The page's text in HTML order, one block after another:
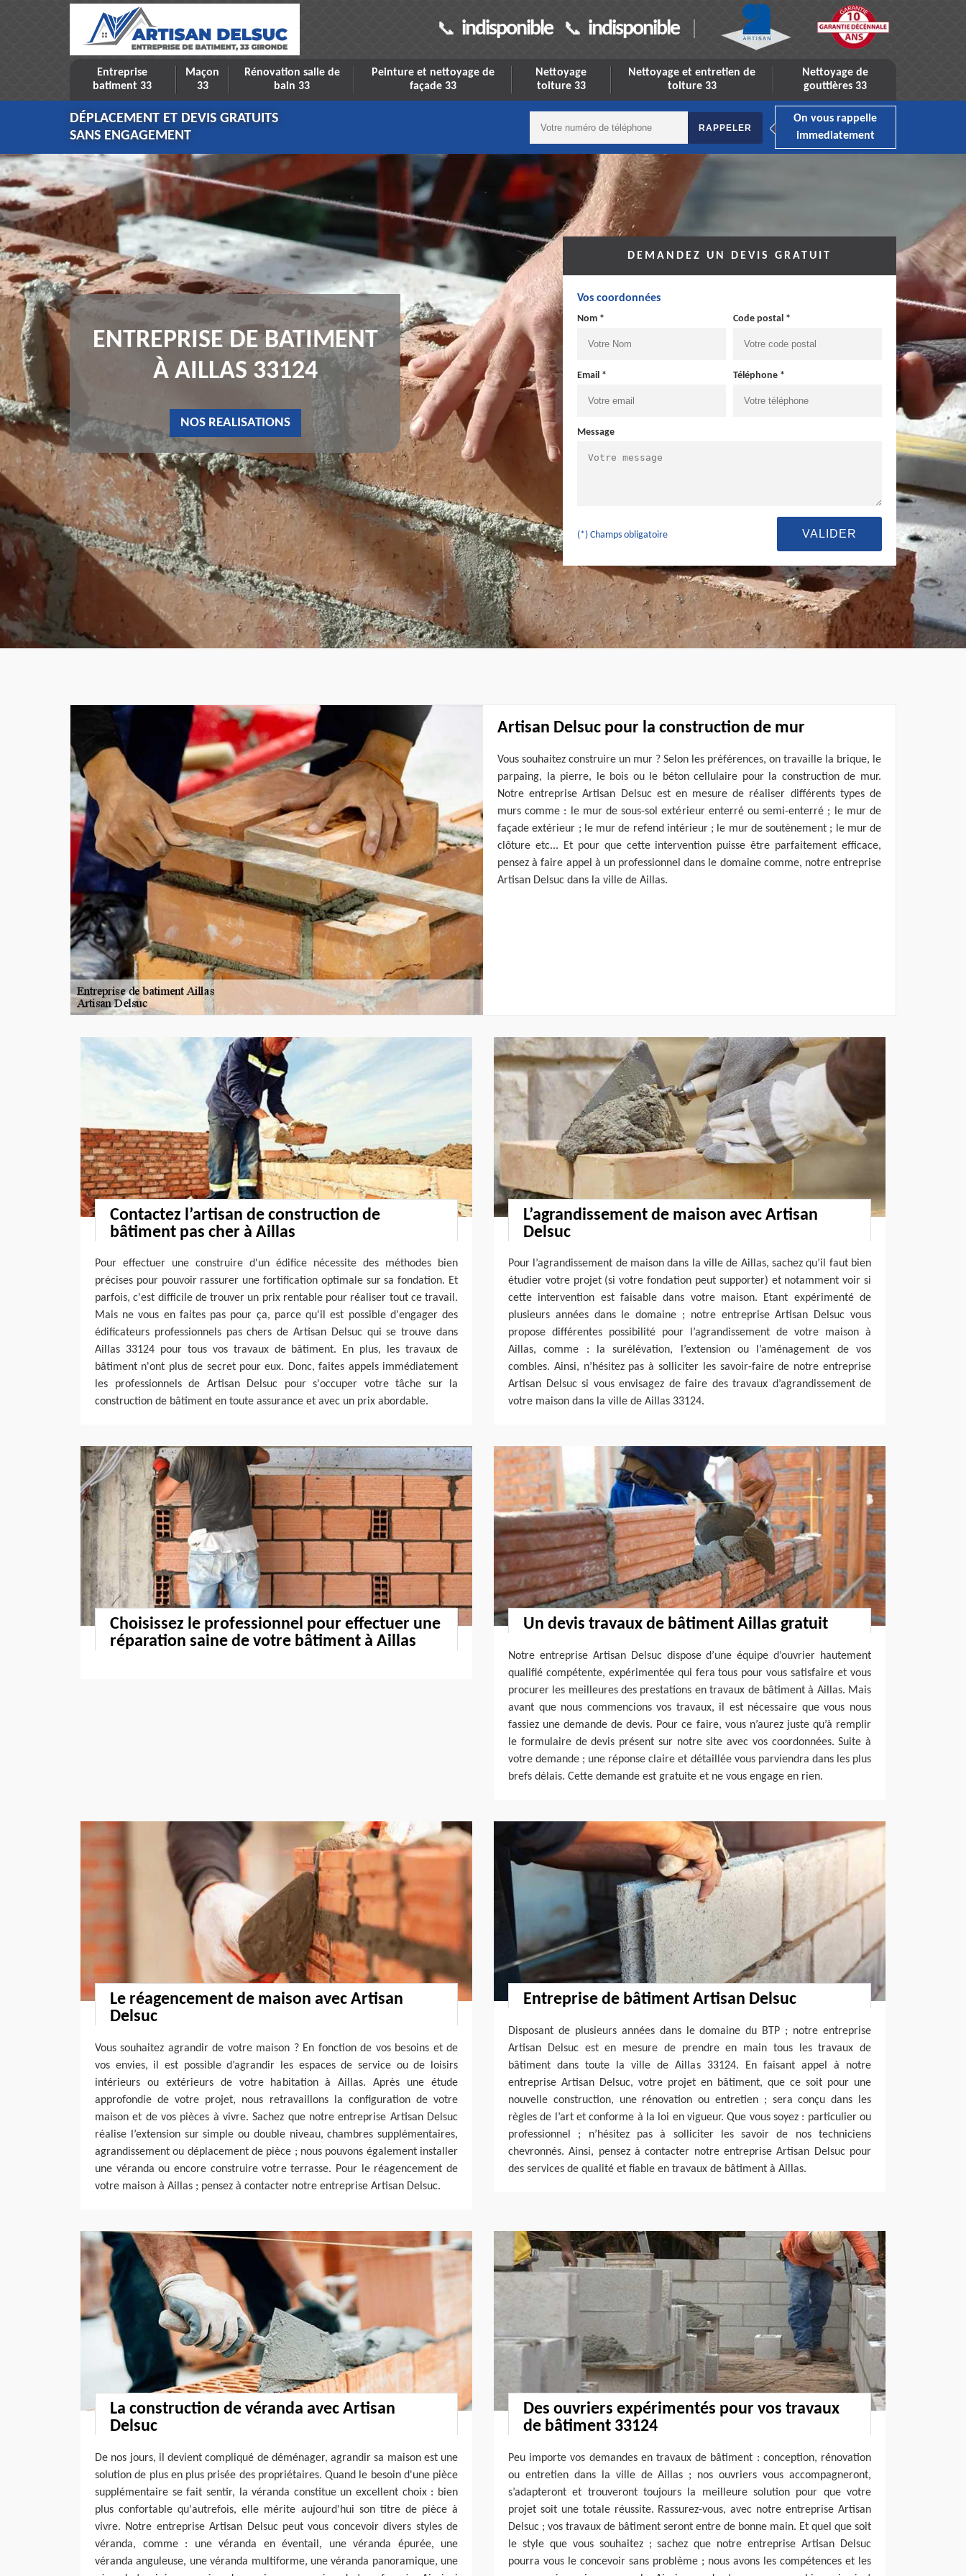
indisponible indisponible
Entreprise
batiment 33
Maçon
33
Rénovation salle de
bain 33
Peinture et nettoyage de
façade 33
Nettoyage
toiture 33
Nettoyage et entretien de
toiture 33
Nettoyage de
gouttières 33
DÉPLACEMENT ET DEVIS GRATUITS
SANS ENGAGEMENT
On vous rappelle
immediatement
ENTREPRISE DE BATIMENT
À AILLAS 33124
NOS REALISATIONS
DEMANDEZ UN DEVIS GRATUIT
Vos coordonnées
Nom * Code postal *
Email * Téléphone *
Message
(*) Champs obligatoire
Artisan Delsuc pour la construction de mur
Vous souhaitez construire un mur ? Selon les préférences, on travaille la brique, le
parpaing, la pierre, le bois ou le béton cellulaire pour la construction de mur.
Notre entreprise Artisan Delsuc est en mesure de réaliser différents types de
murs comme : le mur de sous-sol extérieur enterré ou semi-enterré ; le mur de
façade extérieur ; le mur de refend intérieur ; le mur de soutènement ; le mur de
clôture etc... Et pour que cette intervention puisse être parfaitement efficace,
pensez à faire appel à un professionnel dans le domaine comme, notre entreprise
Artisan Delsuc dans la ville de Aillas.
Contactez l’artisan de construction de
bâtiment pas cher à Aillas
Pour effectuer une construire d'un édifice nécessite des méthodes bien
précises pour pouvoir rassurer une fortification optimale sur sa fondation. Et
parfois, c'est difficile de trouver un prix rentable pour réaliser tout ce travail.
Mais ne vous en faites pas pour ça, parce qu'il est possible d'engager des
édificateurs professionnels pas chers de Artisan Delsuc qui se trouve dans
Aillas 33124 pour tous vos travaux de bâtiment. En plus, les travaux de
bâtiment n'ont plus de secret pour eux. Donc, faites appels immédiatement
les professionnels de Artisan Delsuc pour s'occuper votre tâche sur la
construction de bâtiment en toute assurance et avec un prix abordable.
L’agrandissement de maison avec Artisan
Delsuc
Pour l’agrandissement de maison dans la ville de Aillas, sachez qu’il faut bien
étudier votre projet (si votre fondation peut supporter) et notamment voir si
cette intervention est faisable dans votre maison. Etant expérimenté de
plusieurs années dans le domaine ; notre entreprise Artisan Delsuc vous
propose différentes possibilité pour l’agrandissement de votre maison à
Aillas, comme : la surélévation, l’extension ou l’aménagement de vos
combles. Ainsi, n’hésitez pas à solliciter les savoir-faire de notre entreprise
Artisan Delsuc si vous envisagez de faire des travaux d’agrandissement de
votre maison dans la ville de Aillas 33124.
Choisissez le professionnel pour effectuer une
réparation saine de votre bâtiment à Aillas
Un devis travaux de bâtiment Aillas gratuit
Notre entreprise Artisan Delsuc dispose d’une équipe d’ouvrier hautement
qualifié compétente, expérimentée qui fera tous pour vous satisfaire et vous
procurer les meilleures des prestations en travaux de bâtiment à Aillas. Mais
avant que nous commencions vos travaux, il est nécessaire que vous nous
fassiez une demande de devis. Pour ce faire, vous n’aurez juste qu’à remplir
le formulaire de devis présent sur notre site avec vos coordonnées. Suite à
votre demande ; une réponse claire et détaillée vous parviendra dans les plus
brefs délais. Cette demande est gratuite et ne vous engage en rien.
Le réagencement de maison avec Artisan
Delsuc
Vous souhaitez agrandir de votre maison ? En fonction de vos besoins et de
vos envies, il est possible d’agrandir les espaces de service ou de loisirs
intérieurs ou extérieurs de votre habitation à Aillas. Après une étude
approfondie de votre projet, nous retravaillons la configuration de votre
maison et de vos pièces à vivre. Sachez que notre entreprise Artisan Delsuc
réalise l’extension sur simple ou double niveau, chambres supplémentaires,
agrandissement ou déplacement de pièce ; nous pouvons également installer
une véranda ou encore construire votre terrasse. Pour le réagencement de
votre maison à Aillas ; pensez à contacter notre entreprise Artisan Delsuc.
Entreprise de bâtiment Artisan Delsuc
Disposant de plusieurs années dans le domaine du BTP ; notre entreprise
Artisan Delsuc est en mesure de prendre en main tous les travaux de
bâtiment dans toute la ville de Aillas 33124. En faisant appel à notre
entreprise Artisan Delsuc, votre projet en bâtiment, que ce soit pour une
nouvelle construction, une rénovation ou entretien ; sera conçu dans les
règles de l’art et conforme à la loi en vigueur. Que vous soyez : particulier ou
professionnel ; n’hésitez pas à solliciter les savoir de nos techniciens
chevronnés. Ainsi, pensez à contacter notre entreprise Artisan Delsuc pour
des services de qualité et fiable en travaux de bâtiment à Aillas.
La construction de véranda avec Artisan
Delsuc
De nos jours, il devient compliqué de déménager, agrandir sa maison est une
solution de plus en plus prisée des propriétaires. Quand le besoin d'une pièce
supplémentaire se fait sentir, la véranda constitue un excellent choix : bien
plus confortable qu'autrefois, elle mérite aujourd'hui son titre de pièce à
vivre. Notre entreprise Artisan Delsuc peut vous concevoir divers styles de
véranda, comme : une véranda en éventail, une véranda épurée, une
véranda anguleuse, une véranda multiforme, une véranda panoramique, une
Des ouvriers expérimentés pour vos travaux
de bâtiment 33124
Peu importe vos demandes en travaux de bâtiment : conception, rénovation
ou entretien dans la ville de Aillas ; nos ouvriers vous accompagneront,
s’adapteront et trouveront toujours la meilleure solution pour que votre
projet soit une totale réussite. Rassurez-vous, avec notre entreprise Artisan
Delsuc ; vos travaux de bâtiment seront entre de bonne main. Et quel que soit
le style que vous souhaitez ; sachez que notre entreprise Artisan Delsuc
pourra vous le concevoir sans problème ; nous avons les compétences et les